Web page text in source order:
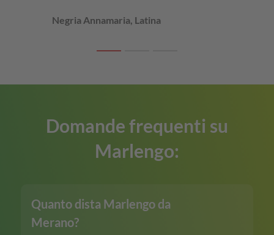
Negria Annamaria, Latina
Domande frequenti su
Marlengo:
Quanto dista Marlengo da
Merano?